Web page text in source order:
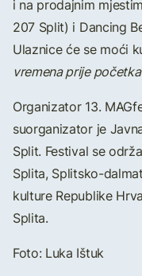
i na prodajnim
207 Split) i Dancing
Ulaznice će se moći
vremena prije
Organizator 13.
suorganizator je
Split. Festival se
Splita, Splitsko-
kulture Republike
Splita.
Foto: Luka Ištuk